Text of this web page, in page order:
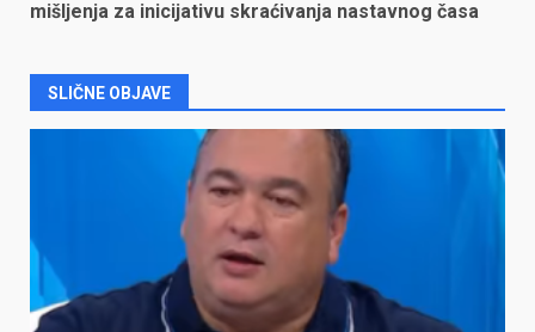
mišljenja za inicijativu skraćivanja nastavnog časa
SLIČNE OBJAVE